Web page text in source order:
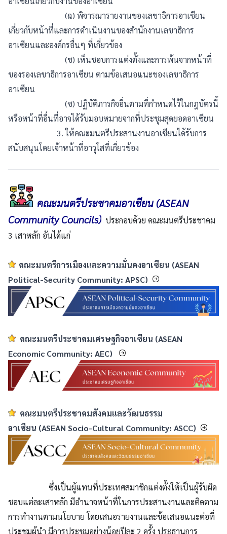
(ฉ) พิจารณารายงานของเลขาธิการอาเซียน
เกี่ยวกับหน้าที่และการดำเนินงานของสำนักงานเลขาธิการ
อาเซียนและองค์กรอื่นๆ ที่เกี่ยวข้อง
(ช) เห็นชอบการแต่งตั้งและการพ้นจากหน้าที่
ของรองเลขาธิการอาเซียน ตามข้อเสนอแนะของเลขาธิการ
อาเซียน
(ซ) ปฏิบัติภารกิจอื่นตามที่กำหนดไว้ในกฎบัตรนี้
หรือหน้าที่อื่นที่อาจได้รับมอบหมายจากที่ประชุมสุดยอดอาเซียน
3. ให้คณะมนตรีประสานงานอาเซียนได้รับการ
สนับสนุนโดยเจ้าหน้าที่อาวุโสที่เกี่ยวข้อง
คณะมนตรีประชาคมอาเซียน (ASEAN
Community Councils) ประกอบด้วย คณะมนตรีประชาคม
3 เสาหลัก อันได้แก่
คณะมนตรีการเมืองและความมั่นคงอาเซียน (ASEAN
Political-Security Community: APSC)
คณะมนตรีประชาคมเศรษฐกิจอาเซียน (ASEAN
Economic Community: AEC)
คณะมนตรีประชาคมสังคมและวัฒนธรรม
อาเซียน (ASEAN Socio-Cultural Community: ASCC)
ซึ่งเป็นผู้แทนที่ประเทศสมาชิกแต่งตั้งให้เป็นผู้รับผิด
ชอบแต่ละเสาหลัก มีอำนาจหน้าที่ในการประสานงานและติดตาม
การทำงานตามนโยบาย โดยเสนอรายงานและข้อเสนอแนะต่อที่
ประชุมผู้นำ มีการประชุมอย่างน้อยปีละ 2 ครั้ง ประธานการ